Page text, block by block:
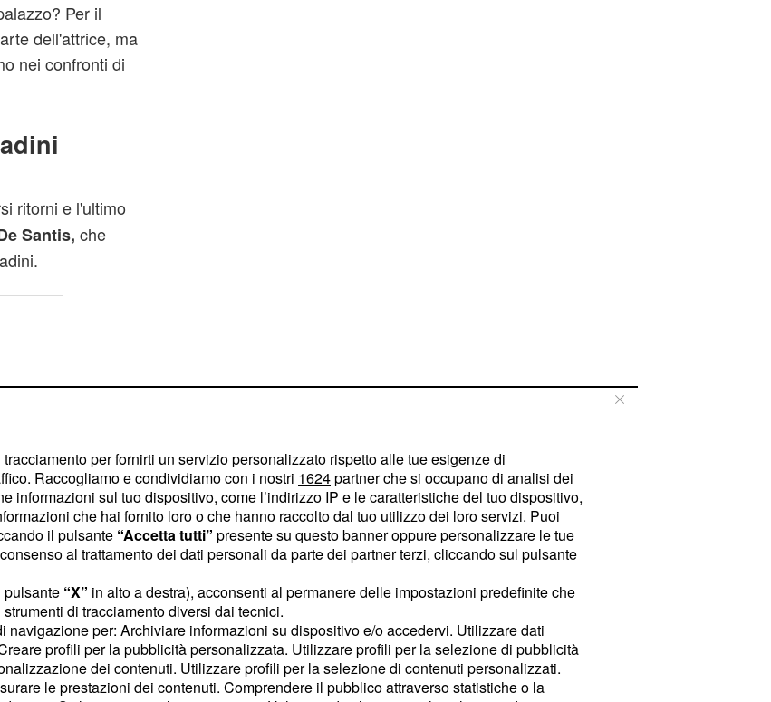
Per il
dell'attrice, ma
nei confronti di
ritorni e l'ultimo
Santis, che
sognare i fan
Palladini,
per fornirti un servizio personalizzato rispetto alle tue esigenze di
Raccogliamo e condividiamo con i nostri 1624partner che si occupano di analisi dei
informazioni sul tuo dispositivo, come l’indirizzo IP e le caratteristiche del tuo dispositivo,
che hai fornito loro o che hanno raccolto dal tuo utilizzo dei loro servizi. Puoi
il pulsante “Accetta tutti” presente su questo banner oppure personalizzare le tue
al trattamento dei dati personali da parte dei partner terzi, cliccando sul pulsante
pulsante “X” in alto a destra), acconsenti al permanere delle impostazioni predefinite che
di tracciamento diversi dai tecnici.
navigazione per: Archiviare informazioni su dispositivo e/o accedervi. Utilizzare dati
profili per la pubblicità personalizzata. Utilizzare profili per la selezione di pubblicità
dei contenuti. Utilizzare profili per la selezione di contenuti personalizzati.
le prestazioni dei contenuti. Comprendere il pubblico attraverso statistiche o la